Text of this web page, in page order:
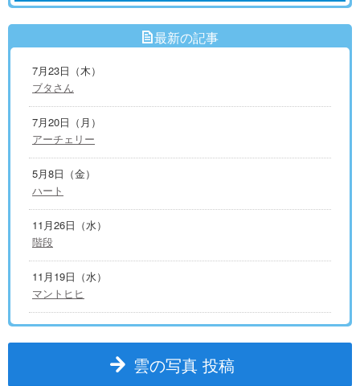
最新の記事
7月23日（木）
ブタさん
7月20日（月）
アーチェリー
5月8日（金）
ハート
11月26日（水）
階段
11月19日（水）
マントヒヒ
雲の写真 投稿